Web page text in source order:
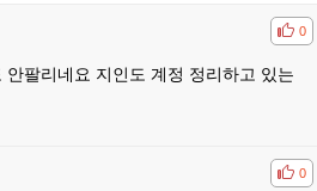
비공감
0
팔리네요 지인도 계정 정리하고 있는
비공감
0